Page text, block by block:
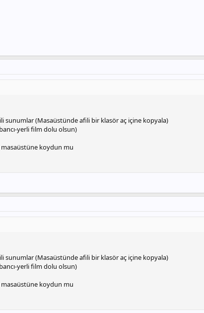
sunumlar (Masaüstünde afili bir klasör aç içine kopyala)
yerli film dolu olsun)
masaüstüne koydun mu
sunumlar (Masaüstünde afili bir klasör aç içine kopyala)
yerli film dolu olsun)
masaüstüne koydun mu